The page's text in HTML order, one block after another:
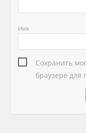
Имя
Сохранить
браузере